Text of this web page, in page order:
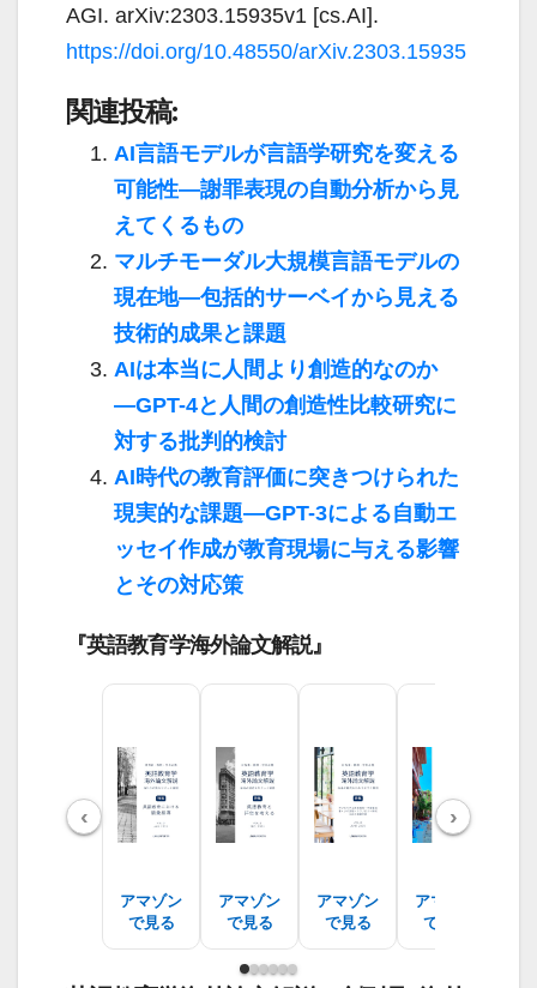
AGI. arXiv:2303.15935v1 [cs.AI].
https://doi.org/10.48550/arXiv.2303.15935
関連投稿:
AI言語モデルが言語学研究を変える
可能性―謝罪表現の自動分析から見
えてくるもの
マルチモーダル大規模言語モデルの
現在地―包括的サーベイから見える
技術的成果と課題
AIは本当に人間より創造的なのか
―GPT-4と人間の創造性比較研究に
対する批判的検討
AI時代の教育評価に突きつけられた
現実的な課題―GPT-3による自動エ
ッセイ作成が教育現場に与える影響
とその対応策
『英語教育学海外論文解説』
‹
アマゾン
で見る
アマゾン
で見る
アマゾン
で見る
アマゾン
で見る
›